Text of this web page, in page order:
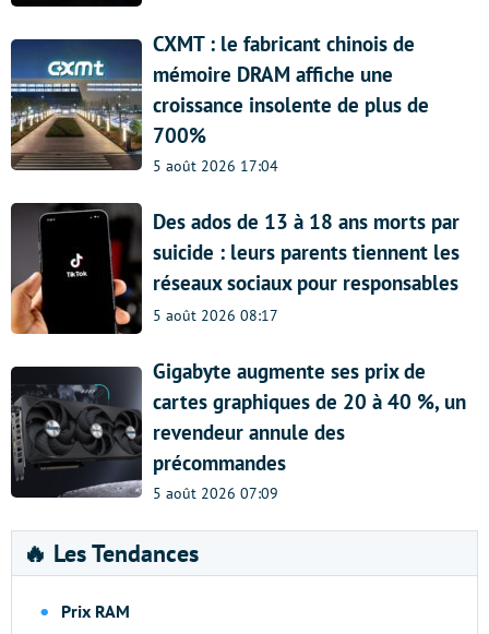
CXMT : le fabricant chinois de
mémoire DRAM affiche une
croissance insolente de plus de
700%
5 août 2026 17:04
Des ados de 13 à 18 ans morts par
suicide : leurs parents tiennent les
réseaux sociaux pour responsables
5 août 2026 08:17
Gigabyte augmente ses prix de
cartes graphiques de 20 à 40 %, un
revendeur annule des
précommandes
5 août 2026 07:09
🔥 Les Tendances
Prix RAM